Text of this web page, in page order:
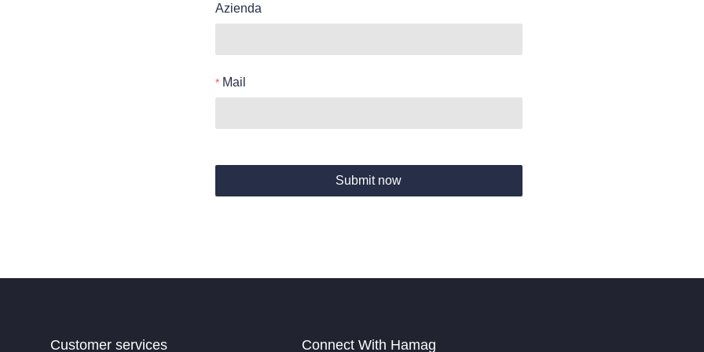
Azienda
Mail
Submit now
Customer services Connect With Hamag